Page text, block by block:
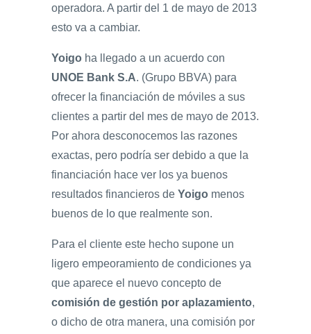
operadora. A partir del 1 de mayo de 2013
esto va a cambiar.
Yoigo ha llegado a un acuerdo con
UNOE Bank S.A. (Grupo BBVA) para
ofrecer la financiación de móviles a sus
clientes a partir del mes de mayo de 2013.
Por ahora desconocemos las razones
exactas, pero podría ser debido a que la
financiación hace ver los ya buenos
resultados financieros de Yoigo menos
buenos de lo que realmente son.
Para el cliente este hecho supone un
ligero empeoramiento de condiciones ya
que aparece el nuevo concepto de
comisión de gestión por aplazamiento,
o dicho de otra manera, una comisión por